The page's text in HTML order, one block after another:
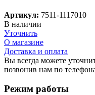
Артикул: 7511-1117010
В наличии
Уточнить
О магазине
Доставка и оплата
Вы всегда можете
позвонив нам по
Режим работы